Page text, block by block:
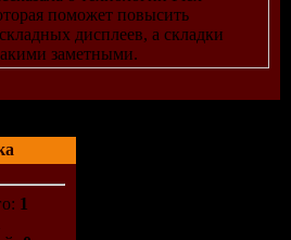
поможет повысить
дисплеев, а складки
заметными.
1